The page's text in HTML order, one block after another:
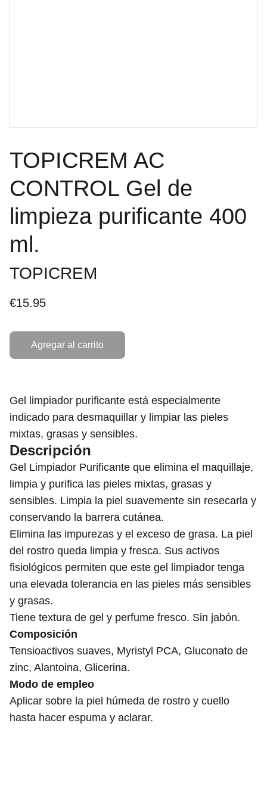
TOPICREM AC
CONTROL Gel de
limpieza purificante 400
ml.
TOPICREM
€15.95
Agregar al carrito
Gel limpiador purificante está especialmente
indicado para desmaquillar y limpiar las pieles
mixtas, grasas y sensibles.
Descripción
Gel Limpiador Purificante que elimina el maquillaje,
limpia y purifica las pieles mixtas, grasas y
sensibles. Limpia la piel suavemente sin resecarla y
conservando la barrera cutánea.
Elimina las impurezas y el exceso de grasa. La piel
del rostro queda limpia y fresca. Sus activos
fisiológicos permiten que este gel limpiador tenga
una elevada tolerancia en las pieles más sensibles
y grasas.
Tiene textura de gel y perfume fresco. Sin jabón.
Composición
Tensioactivos suaves, Myristyl PCA, Gluconato de
zinc, Alantoina, Glicerina.
Modo de empleo
Aplicar sobre la piel húmeda de rostro y cuello
hasta hacer espuma y aclarar.